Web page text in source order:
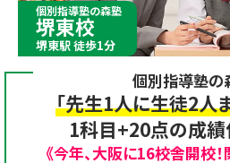
森塾を知る
森塾を知る トップ
森塾の想い
入塾について
入塾について トップ
よくあるご質問
個別指導塾の森塾
堺東校
堺東駅 徒歩1分
個別指導塾の
「先生1人に生徒2人
1科目+20点の成
《今年、大阪に16校舎開校